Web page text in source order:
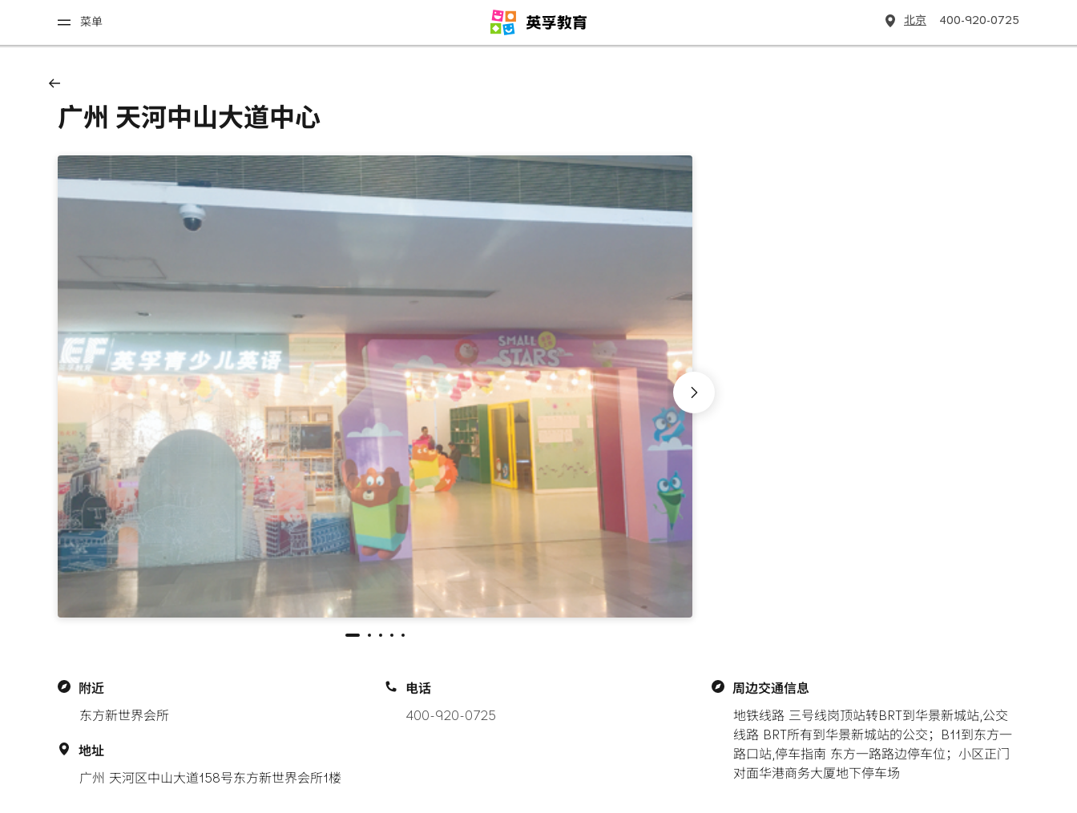
菜单 北京 400-920-0725
广州 天河中山大道中心
附近
东方新世界会所
电话
400-920-0725
地址
广州 天河区中山大道158号东方新世界会所1楼
周边交通信息
地铁线路 三号线岗顶站转BRT到华景新城站,公交
线路 BRT所有到华景新城站的公交；B11到东方一
路口站,停车指南 东方一路路边停车位；小区正门
对面华港商务大厦地下停车场